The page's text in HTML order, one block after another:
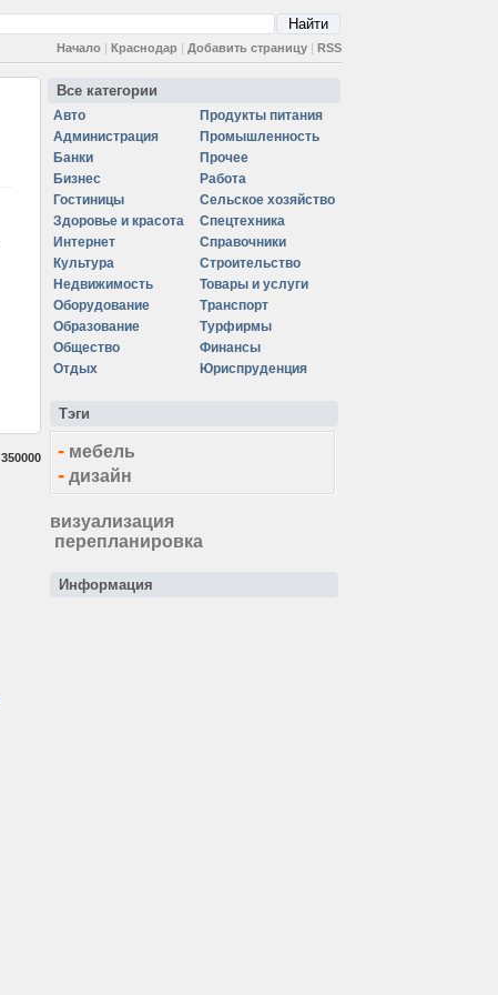
Начало | Краснодар | Добавить страницу | RSS
350000
Все категории
Авто
Администрация
Банки
Бизнес
Гостиницы
Здоровье и красота
Интернет
Культура
Недвижимость
Оборудование
Образование
Общество
Отдых
Продукты питания
Промышленность
Прочее
Работа
Сельское хозяйство
Спецтехника
Справочники
Строительство
Товары и услуги
Транспорт
Турфирмы
Финансы
Юриспруденция
Тэги
- мебель
- дизайн
визуализация
перепланировка
Информация